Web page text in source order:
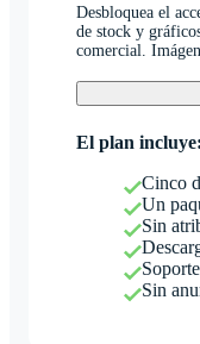
Desbloquea el
de stock y
comercial.
El plan incluye:
Cinco
Un
Sin
Sin